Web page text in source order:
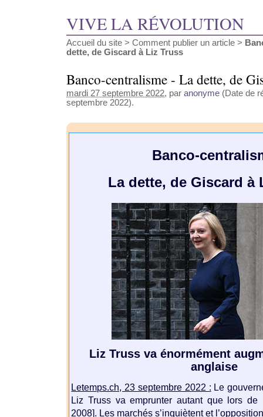
VIVE LA RÉVOLUTION
Accueil du site > Comment publier un article >
dette, de Giscard à Liz Truss
Banco-centralisme - La dette, de
mardi 27 septembre 2022, par anonyme (Date de
septembre 2022).
Banco-
La dette, de Giscard à
Liz Truss va énormément
anglaise
Letemps.ch, 23 septembre 2022 : Le
Liz Truss va emprunter autant que lors
2008]. Les marchés s’inquiètent et